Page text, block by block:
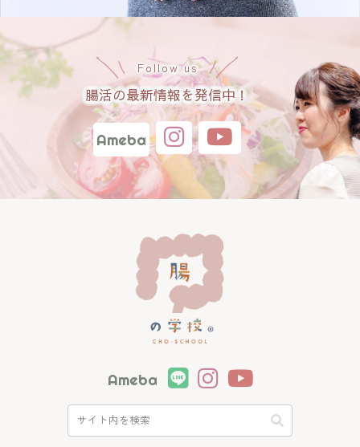
Follow us
腸活の最新情報を発信中！
Ameba
Ameba